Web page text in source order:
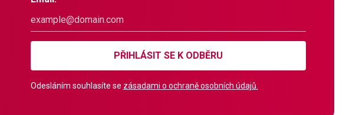
PŘIHLÁSIT SE K ODBĚRU
Odesláním souhlasíte se zásadami o ochraně osobních údajů.